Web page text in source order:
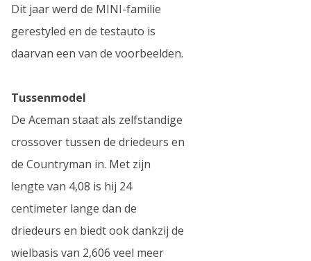
Dit jaar werd de MINI-familie
gerestyled en de testauto is
daarvan een van de voorbeelden.
Tussenmodel
De Aceman staat als zelfstandige
crossover tussen de driedeurs en
de Countryman in. Met zijn
lengte van 4,08 is hij 24
centimeter lange dan de
driedeurs en biedt ook dankzij de
wielbasis van 2,606 veel meer